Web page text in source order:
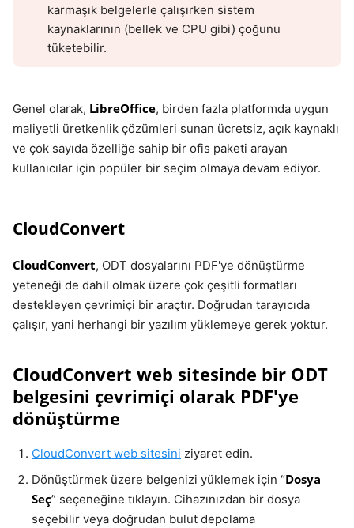
karmaşık belgelerle çalışırken sistem
kaynaklarının (bellek ve CPU gibi) çoğunu
tüketebilir.
Genel olarak, LibreOffice, birden fazla platformda uygun
maliyetli üretkenlik çözümleri sunan ücretsiz, açık kaynaklı
ve çok sayıda özelliğe sahip bir ofis paketi arayan
kullanıcılar için popüler bir seçim olmaya devam ediyor.
CloudConvert
CloudConvert, ODT dosyalarını PDF'ye dönüştürme
yeteneği de dahil olmak üzere çok çeşitli formatları
destekleyen çevrimiçi bir araçtır. Doğrudan tarayıcıda
çalışır, yani herhangi bir yazılım yüklemeye gerek yoktur.
CloudConvert web sitesinde bir ODT
belgesini çevrimiçi olarak PDF'ye
dönüştürme
CloudConvert web sitesini ziyaret edin.
Dönüştürmek üzere belgenizi yüklemek için “Dosya
Seç” seçeneğine tıklayın. Cihazınızdan bir dosya
seçebilir veya doğrudan bulut depolama